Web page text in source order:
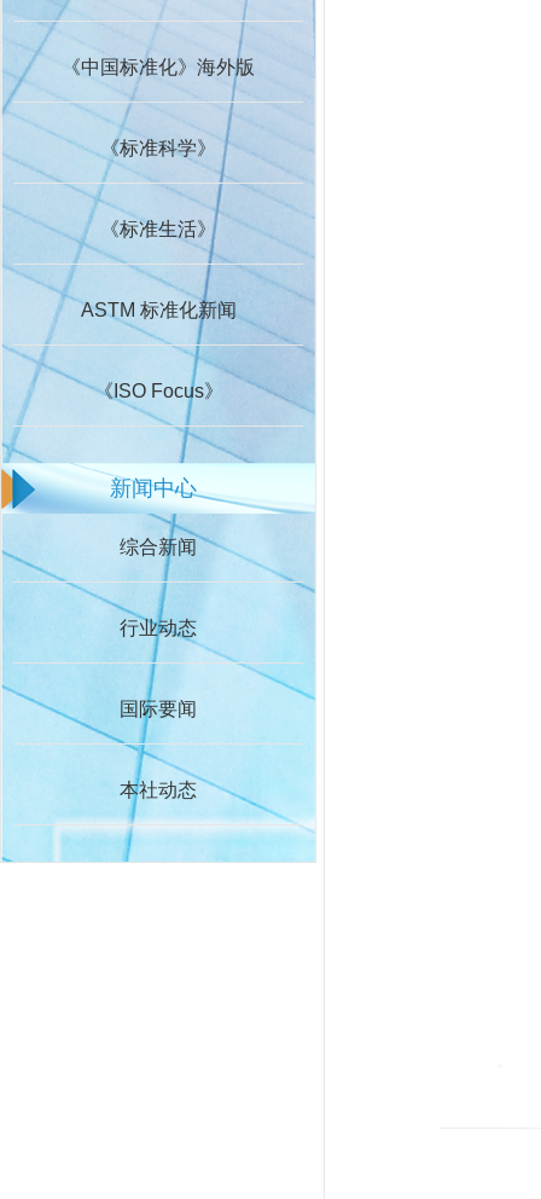
《中国标准化》海外版
《标准科学》
《标准生活》
ASTM 标准化新闻
《ISO Focus》
新闻中心
综合新闻
行业动态
国际要闻
本社动态